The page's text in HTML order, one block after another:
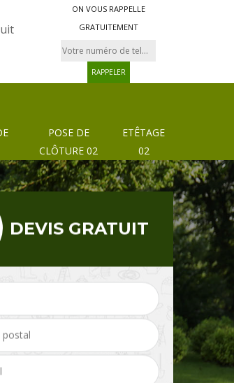
ON VOUS RAPPELLE
GRATUITEMENT
POSE DE
CLÔTURE 02
ETÊTAGE
02
de clôture et Etêtage 02
DEVIS GRATUIT